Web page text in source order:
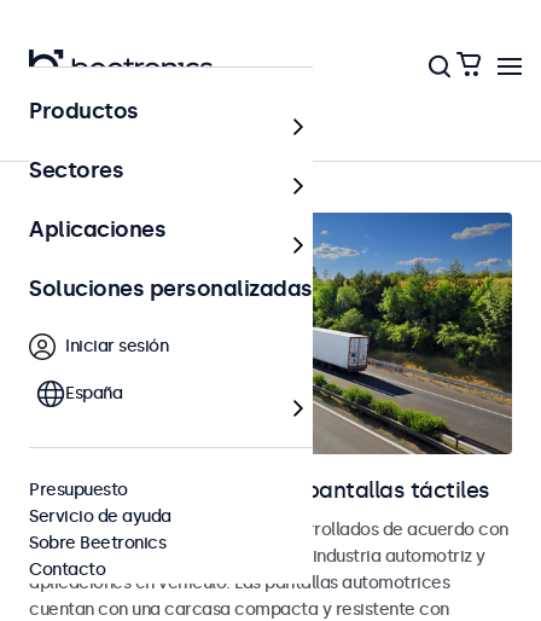
Página principal
Monitores automotrices y pantallas táctiles
Monitores y pantallas táctiles desarrollados de acuerdo con
los estándares eMark y SAE para la industria automotriz y
aplicaciones en vehículo. Las pantallas automotrices
cuentan con una carcasa compacta y resistente con
Productos
Sectores
Aplicaciones
Soluciones personalizadas
Iniciar sesión
España
Presupuesto
Servicio de ayuda
Sobre Beetronics
Contacto